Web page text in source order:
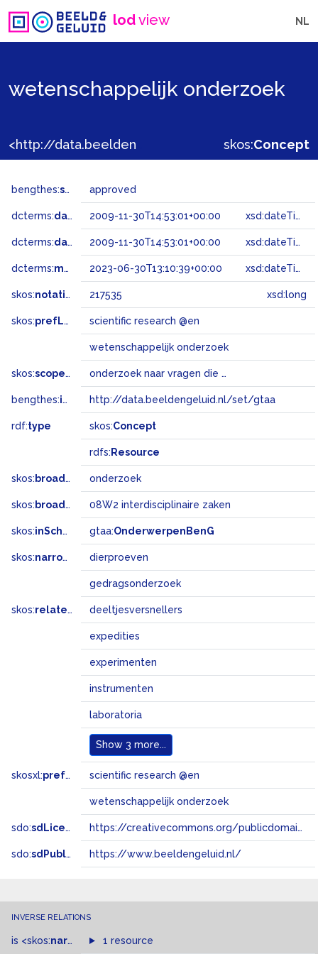
lodview NL
wetenschappelijk onderzoek
skos:Concept
bengthes:status approved
dcterms:dateAccepted 2009-11-30T14:53:01+00:00 xsd:dateTime
dcterms:dateSubmitted 2009-11-30T14:53:01+00:00 xsd:dateTime
dcterms:modified 2023-06-30T13:10:39+00:00 xsd:dateTime
skos:notation 217535 xsd:long
skos:prefLabel scientific research @en
wetenschappelijk onderzoek
skos:scopeNote onderzoek naar vragen die door wetenschappelijke theorieën en hypothesen opgeroepen worden
bengthes:inSet http://data.beeldengeluid.nl/set/gtaa
rdf:type skos:Concept
rdfs: Resource
skos: broader onderzoek
skos: broadMatch 08W2 interdisciplinaire zaken
skos:inScheme gtaa:OnderwerpenBenG
skos:narrower dierproeven
gedragsonderzoek
skos:related deeltjesversnellers
expedities
experimenten
instrumenten
laboratoria
Show 3 more...
skosxl:prefLabel scientific research @en
wetenschappelijk onderzoek
sdo:sdLicense https://creativecommons.org/publicdomain/zero/1.0/
sdo:sdPublisher https://www.beeldengeluid.nl/
INVERSE RELATIONS
is <skos:narrower >of
1 resource